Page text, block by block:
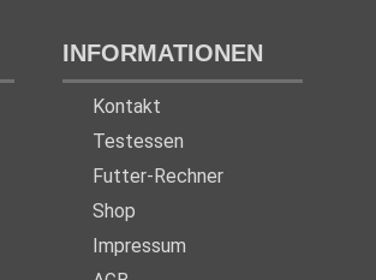
INFORMATIONEN
Kontakt
Testessen
Futter-Rechner
Shop
Impressum